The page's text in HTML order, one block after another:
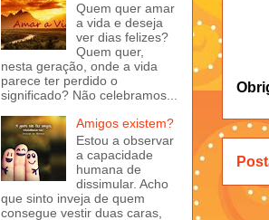
Quem quer amar
a vida e deseja
ver dias felizes?
Quem quer,
nesta geração, onde a vida
parece ter perdido o
significado? Não celebramos...
Amigos existem?
Estou a observar
a capacidade
humana de
dissimular. Acho
que sinto inveja de quem
consegue vestir duas caras,